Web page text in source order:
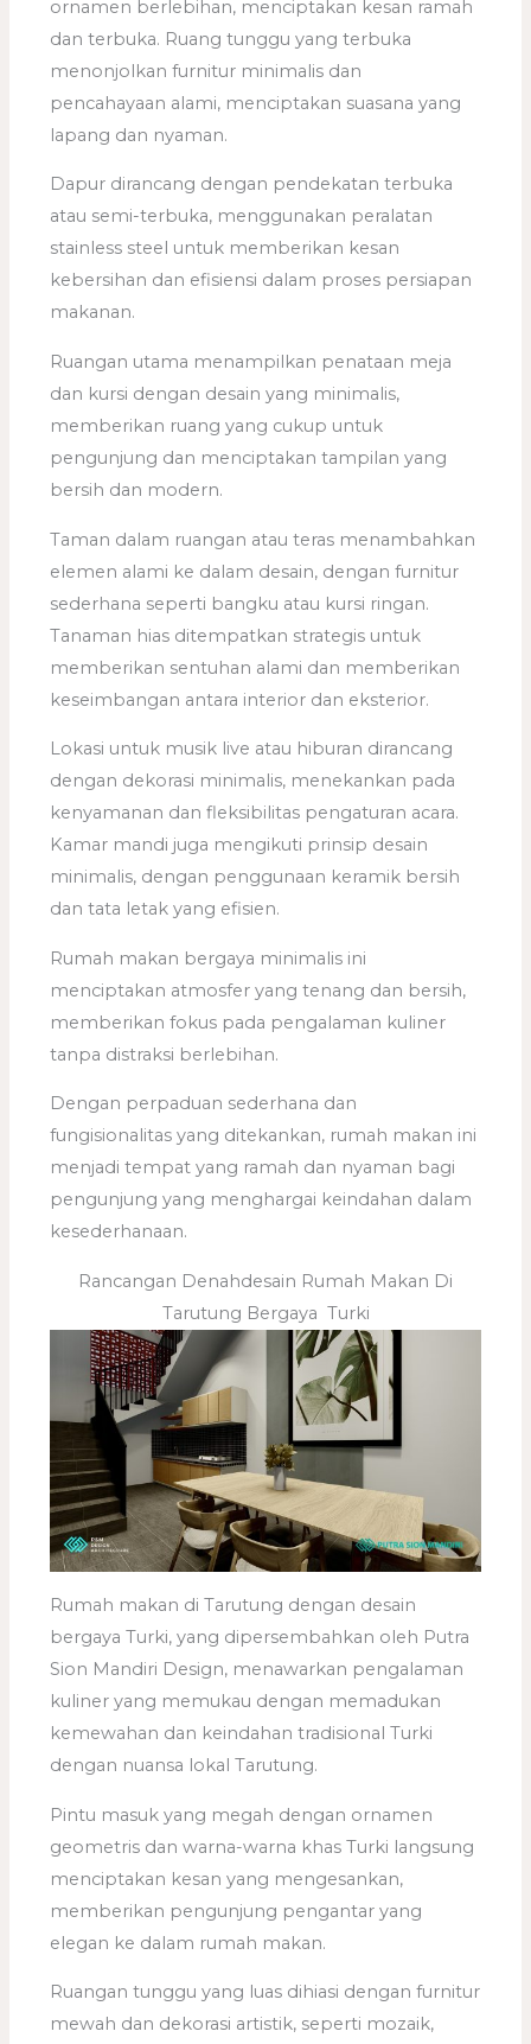
ornamen berlebihan, menciptakan kesan ramah
dan terbuka. Ruang tunggu yang terbuka
menonjolkan furnitur minimalis dan
pencahayaan alami, menciptakan suasana yang
lapang dan nyaman.
Dapur dirancang dengan pendekatan terbuka
atau semi-terbuka, menggunakan peralatan
stainless steel untuk memberikan kesan
kebersihan dan efisiensi dalam proses persiapan
makanan.
Ruangan utama menampilkan penataan meja
dan kursi dengan desain yang minimalis,
memberikan ruang yang cukup untuk
pengunjung dan menciptakan tampilan yang
bersih dan modern.
Taman dalam ruangan atau teras menambahkan
elemen alami ke dalam desain, dengan furnitur
sederhana seperti bangku atau kursi ringan.
Tanaman hias ditempatkan strategis untuk
memberikan sentuhan alami dan memberikan
keseimbangan antara interior dan eksterior.
Lokasi untuk musik live atau hiburan dirancang
dengan dekorasi minimalis, menekankan pada
kenyamanan dan fleksibilitas pengaturan acara.
Kamar mandi juga mengikuti prinsip desain
minimalis, dengan penggunaan keramik bersih
dan tata letak yang efisien.
Rumah makan bergaya minimalis ini
menciptakan atmosfer yang tenang dan bersih,
memberikan fokus pada pengalaman kuliner
tanpa distraksi berlebihan.
Dengan perpaduan sederhana dan
fungisionalitas yang ditekankan, rumah makan ini
menjadi tempat yang ramah dan nyaman bagi
pengunjung yang menghargai keindahan dalam
kesederhanaan.
Rancangan Denahdesain Rumah Makan Di
Tarutung Bergaya Turki
Rumah makan di Tarutung dengan desain
bergaya Turki, yang dipersembahkan oleh Putra
Sion Mandiri Design, menawarkan pengalaman
kuliner yang memukau dengan memadukan
kemewahan dan keindahan tradisional Turki
dengan nuansa lokal Tarutung.
Pintu masuk yang megah dengan ornamen
geometris dan warna-warna khas Turki langsung
menciptakan kesan yang mengesankan,
memberikan pengunjung pengantar yang
elegan ke dalam rumah makan.
Ruangan tunggu yang luas dihiasi dengan furnitur
mewah dan dekorasi artistik, seperti mozaik,